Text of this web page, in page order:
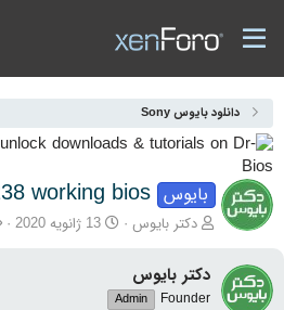
دانلود بایوس Sony
بایوس 238 working bios
آغازگر گفتمان
دکتر بایوس تاریخ شروع
13 ژانویه 2020
دکتر بایوس
Founder
Admin